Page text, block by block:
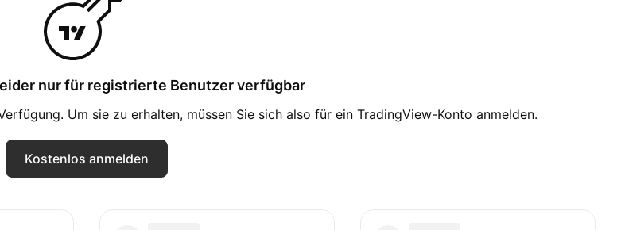
nur für registrierte Benutzer verfügbar
Um sie zu erhalten, müssen Sie sich also für ein TradingView-Konto anmelden.
Kostenlos anmelden